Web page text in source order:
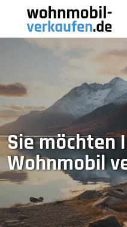
Sie möchten
Wohnmobil